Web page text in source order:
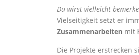
Du wirst vielleicht
Vielseitigkeit setzt er
Zusammenarbeiten mit
Die Projekte erstrecken